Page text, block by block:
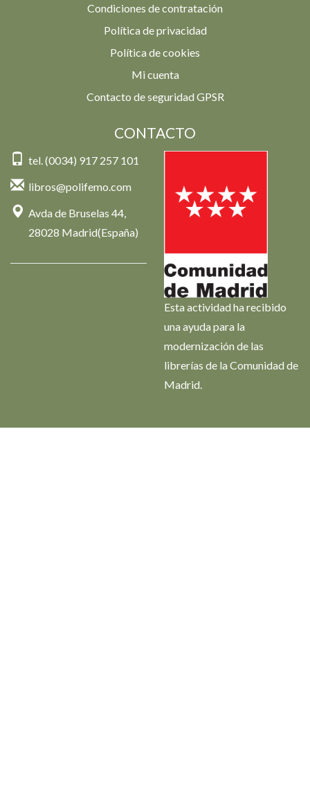
Condiciones de contratación
Política de privacidad
Política de cookies
Mi cuenta
Contacto de seguridad GPSR
CONTACTO
tel. (0034) 917 257 101
libros@polifemo.com
Avda de Bruselas 44,
28028 Madrid(España)
Esta actividad ha recibido
una ayuda para la
modernización de las
librerías de la Comunidad de
Madrid.